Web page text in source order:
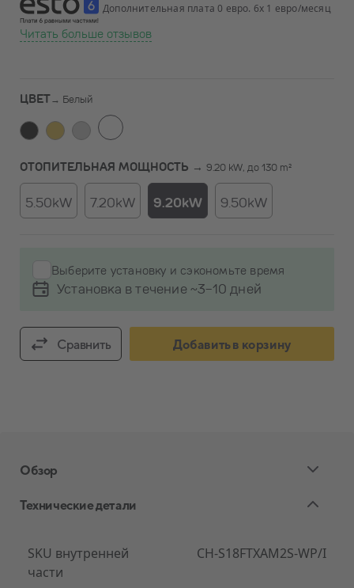
Дополнительная плата 0 евро. 6x 1 евро/месяц
Читать больше отзывов
ЦВЕТ→ Белый
ОТОПИТЕЛЬНАЯ МОЩНОСТЬ → 9.20 kW, до 130 m²
5.50kW 7.20kW 9.20kW 9.50kW
Выберите установку и сэкономьте время
Установка в течение ~3-10 дней
Сравнить Добавить в корзину
Обзор
Технические детали
SKU внутренней
части
CH-S18FTXAM2S-WP/I